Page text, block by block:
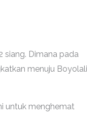
siang. Dimana pada
menuju Boyolali
untuk menghemat